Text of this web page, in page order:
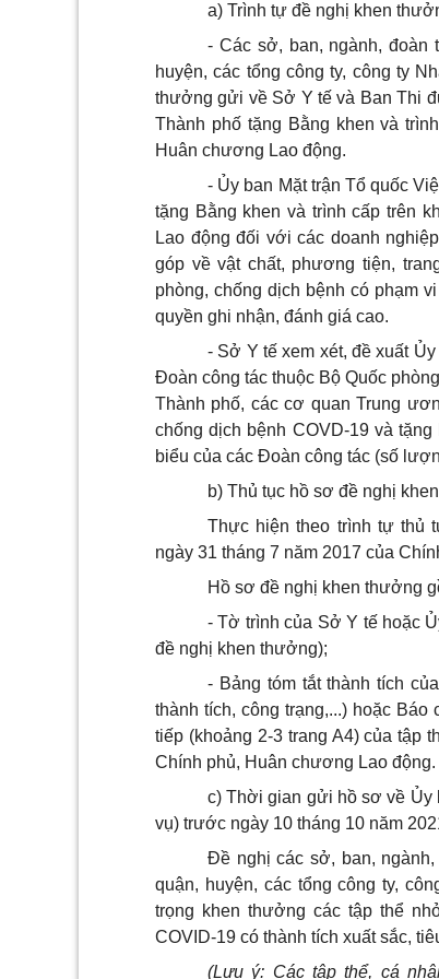
a) Trình tự đề nghị khen
- Các sở, ban, ngành, đoàn
huyện, các tổng công ty, công ty
thưởng gửi về Sở Y tế và Ban Thi
Thành phố tặng Bằng khen và
Huân chương Lao động.
- Ủy ban Mặt trận Tổ quốc
tặng Bằng khen và trình cấp trên
Lao động đối với các doanh
góp về vật chất, phương tiện,
phòng, chống dịch bệnh có phạm
quyền ghi nhận, đánh giá cao.
- Sở Y tế xem xét, đề xuất
Đoàn công tác thuộc Bộ Quốc
Thành phố, các cơ quan Trung
chống dịch bệnh COVD-19 và
biểu của các Đoàn công tác (số
b) Thủ tục hồ sơ đề nghị
Thực hiện theo trình tự thủ
ngày 31 tháng 7 năm 2017 của
Hồ sơ đề nghị khen thưởng
- Tờ trình của Sở Y tế hoặc
đề nghị khen thưởng);
- Bảng tóm tắt thành tích
thành tích, công trạng,...) hoặc
tiếp (khoảng 2-3 trang A4) của tập
Chính phủ, Huân chương Lao động.
c) Thời gian gửi hồ sơ về Ủy
vụ) trước ngày 10 tháng 10 năm
Đề nghị các sở, ban,
quận, huyện, các tổng công ty,
trọng khen thưởng các tập thể
COVID-19 có thành tích xuất sắc,
(Lưu ý: Các tập thể, cá